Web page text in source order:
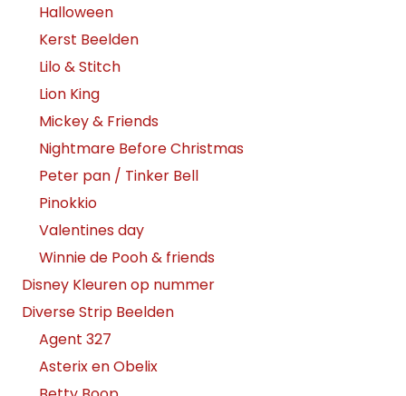
Halloween
Kerst Beelden
Lilo & Stitch
Lion King
Mickey & Friends
Nightmare Before Christmas
Peter pan / Tinker Bell
Pinokkio
Valentines day
Winnie de Pooh & friends
Disney Kleuren op nummer
Diverse Strip Beelden
Agent 327
Asterix en Obelix